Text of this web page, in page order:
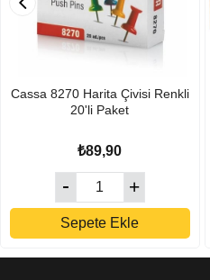
Cassa 8270 Harita Çivisi Renkli
20'li Paket
₺89,90
Sepete Ekle